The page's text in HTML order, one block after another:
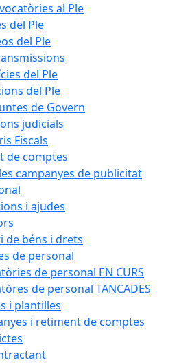
al Ple
del Ple
del Ple
del Ple
del Ple
de Govern
judicials
Fiscals
de comptes
campanyes de publicitat
i ajudes
de béns i drets
de personal
de personal EN CURS
de personal TANCADES
i plantilles
i retiment de comptes